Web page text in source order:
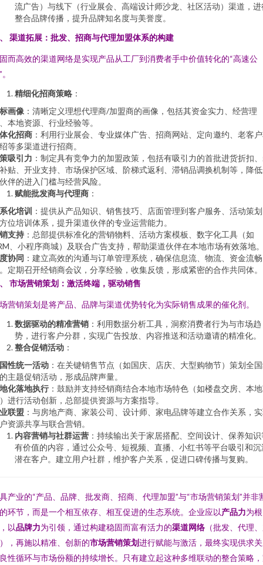
流广告）与线下（行业展会、高端设计师沙龙、社区活动）渠道，进
整合品牌传播，提升品牌知名度与美誉度。
渠道拓展：批发、招商与代理加盟体系的构建
而高效的渠道网络是实现产品从工厂到消费者手中价值转化的“高速公
精细化招商策略 ：
画像 ：清晰定义理想代理商/加盟商的画像，包括其资金实力、经营理
本地资源、行业经验等。
化招商 ：利用行业展会、专业媒体广告、招商网站、定向邀约、老客
等多渠道进行招商。
吸引力 ：制定具有竞争力的加盟政策，包括有吸引力的首批进货折扣
贴、开业支持、市场保护区域、阶梯式返利、滞销品调换机制等，降
伴的进入门槛与经营风险。
赋能批发商与代理商 ：
化培训 ：提供从产品知识、销售技巧、店面管理到客户服务、活动策
位培训体系，提升渠道伙伴的专业运营能力。
支持 ：总部提供标准化的营销物料、活动方案模板、数字化工具（如
、小程序商城）及联合广告支持，帮助渠道伙伴在本地市场有效落地
协同 ：建立高效的沟通与订单管理系统，确保信息流、物流、资金流畅
定期召开经销商会议，分享经验，收集反馈，形成紧密的合作共同体。
市场营销策划：激活终端，驱动销售
营销策划是将产品、品牌与渠道优势转化为实际销售成果的催化剂。
数据驱动的精准营销 ：利用数据分析工具，洞察消费者行为与市场趋
势，进行客户分群，实现广告投放、内容推送和活动邀请的精准化。
整合促销活动 ：
性统一活动 ：在关键销售节点（如国庆、店庆、大型购物节）策划全
主题促销活动，形成品牌声量。
化落地执行 ：鼓励并支持经销商结合本地市场特色（如楼盘交房、本
进行活动创新，总部提供资源与方案指导。
联盟 ：与房地产商、家装公司、设计师、家电品牌等建立合作关系，
资源共享与联合营销。
内容营销与社群运营 ：持续输出关于家居搭配、空间设计、保养知
有价值的内容，通过公众号、短视频、直播、小红书等平台吸引和沉
潜在客户。建立用户社群，维护客户关系，促进口碑传播与复购。
产业的“产品、品牌、批发商、招商、代理加盟”与“市场营销策划”并非
环节，而是一个相互依存、相互促进的生态系统。企业应以产品力为根
以品牌力为引领，通过构建稳固而富有活力的渠道网络 （批发、代理
，再施以精准、创新的市场营销策划进行赋能与激活，最终实现供求
性循环与市场份额的持续增长。只有建立起这种多维联动的整合策略